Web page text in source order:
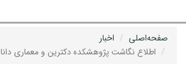
صفحه‌اصلی
اخبار
اطلاع نگاشت پژوهشکده دکترین و معماری دانا